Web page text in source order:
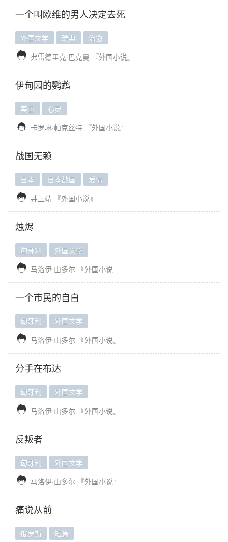
一个叫欧维的男人决定去死
外国文学 瑞典 治愈
 弗雷德里克·巴克曼 『外国小说』
伊甸园的鹦鹉
美国 心灵
 卡罗琳·帕克丝特 『外国小说』
战国无赖
日本 日本战国 爱情
 井上靖 『外国小说』
烛烬
匈牙利 外国文学
 马洛伊·山多尔 『外国小说』
一个市民的自白
匈牙利 外国文学
 马洛伊·山多尔 『外国小说』
分手在布达
匈牙利 外国文学
 马洛伊·山多尔 『外国小说』
反叛者
匈牙利 外国文学
 马洛伊·山多尔 『外国小说』
痛说从前
俄罗斯 短篇